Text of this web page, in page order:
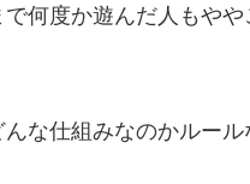
何度か遊んだ人もや
な仕組みなのかルール